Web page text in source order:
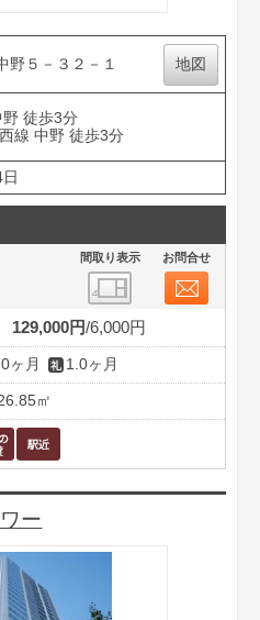
野５－３２－１ 地図
野 徒歩3分
線 中野 徒歩3分
間取り表示 お問合せ
129,000円 6,000円
ヶ月 1.0ヶ月
㎡
ー